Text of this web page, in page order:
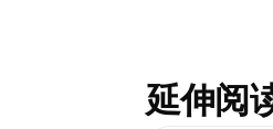
延伸阅